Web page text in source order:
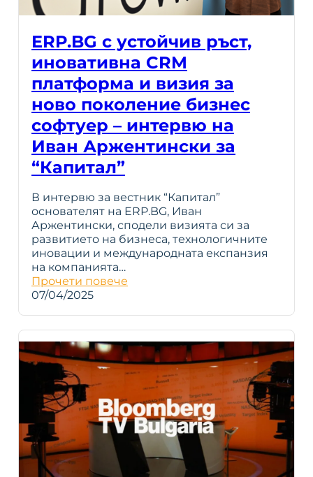
ERP.BG с устойчив ръст,
иновативна CRM
платформа и визия за
ново поколение бизнес
софтуер – интервю на
Иван Аржентински за
“Капитал”
В интервю за вестник “Капитал”
основателят на ERP.BG, Иван
Аржентински, сподели визията си за
развитието на бизнеса, технологичните
иновации и международната експанзия
на компанията…
Прочети повече
07/04/2025